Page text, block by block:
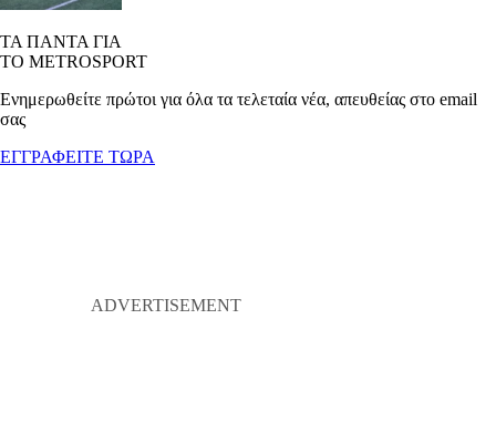
ΤΑ ΠΑΝΤΑ ΓΙΑ
ΤΟ METROSPORT
Ενημερωθείτε πρώτοι για όλα τα τελεταία νέα, απευθείας στο email
σας
ΕΓΓΡΑΦΕΙΤΕ ΤΩΡΑ